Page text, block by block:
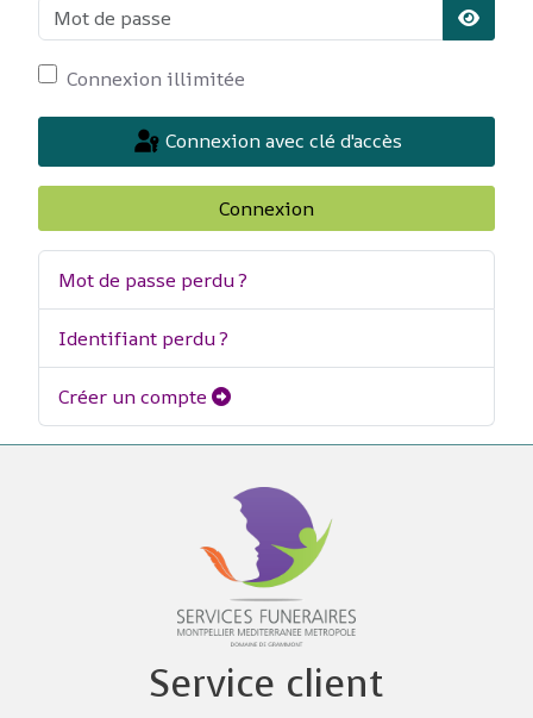
Mot de passe
Connexion illimitée
Connexion avec clé d'accès
Connexion
Mot de passe perdu ?
Identifiant perdu ?
Créer un compte
Service client